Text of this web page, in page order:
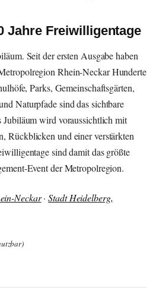
Jahre Freiwilligentage
Seit der ersten Ausgabe haben
Rhein-Neckar Hunderte
Parks, Gemeinschaftsgärten,
Naturpfade sind das sichtbare
wird voraussichtlich mit
Rückblicken und einer verstärkten
sind damit das größte
Event der Metropolregion.
Neckar·Stadt Heidelberg,